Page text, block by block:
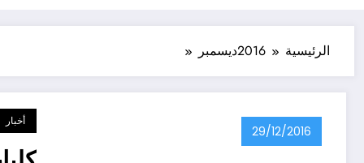
الرئيسية 2016ديسمبر
29/12/2016
أخبار